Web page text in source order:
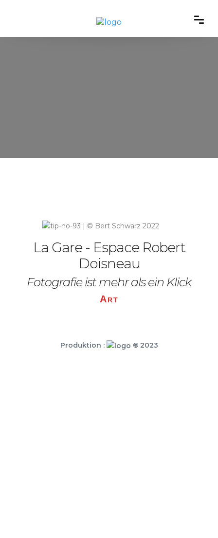
La Gare - Espace Robert
Doisneau
Fotografie ist mehr als ein Klick
Art
Produktion : ©2023